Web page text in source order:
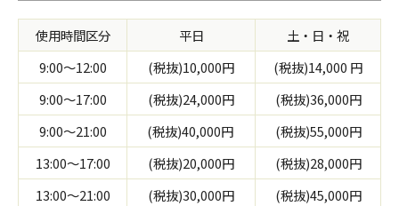
使用時間区分 平日
土・日・祝
9:00～12:00
(税抜)10,000円
(税抜)14,000 円
9:00～17:00
(税抜)24,000円
(税抜)36,000円
9:00～21:00
(税抜)40,000円
(税抜)55,000円
13:00～17:00
(税抜)20,000円
(税抜)28,000円
13:00～21:00
(税抜)30,000円
(税抜)45,000円